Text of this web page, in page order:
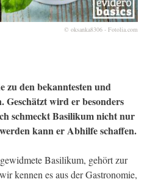
© oksanka8306 - Fotolia.com
zu den bekanntesten und
Geschätzt wird er besonders
schmeckt Basilikum nicht nur
kann er Abhilfe schaffen.
Basilikum, gehört zur
kennen es aus der Gastronomie,